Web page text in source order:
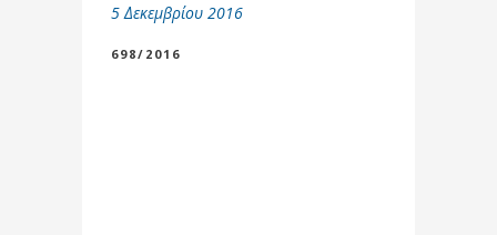
5 Δεκεμβρίου 2016
698/2016